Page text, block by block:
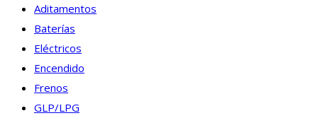
Aditamentos
Baterías
Eléctricos
Encendido
Frenos
GLP/LPG